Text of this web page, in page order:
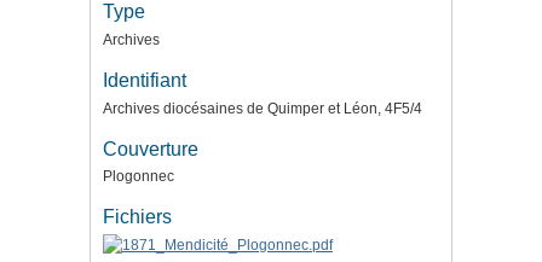
Type
Archives
Identifiant
Archives diocésaines de Quimper et Léon, 4F5/4
Couverture
Plogonnec
Fichiers